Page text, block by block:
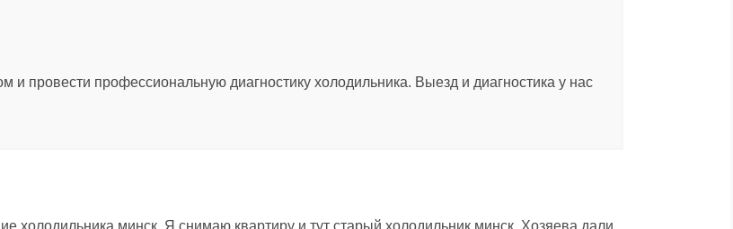
провести профессиональную диагностику холодильника. Выезд и диагностика у нас